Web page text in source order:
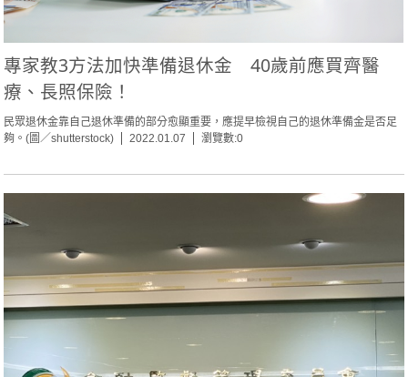
專家教3方法加快準備退休金 40歲前應買齊醫
療、長照保險！
民眾退休金靠自己退休準備的部分愈顯重要，應提早檢視自己的退休準備金是否足
夠。(圖／shutterstock)
2022.01.07 瀏覽數:0